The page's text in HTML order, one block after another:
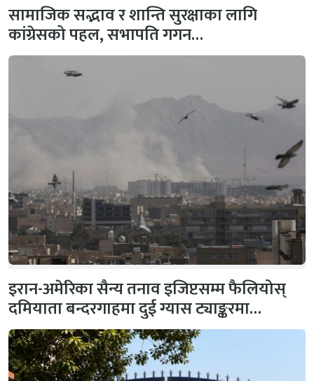
सामाजिक सद्भाव र शान्ति सुरक्षाका लागि
कांग्रेसको पहल, सभापति गगन…
इरान-अमेरिका सैन्य तनाव इजिप्टसम्म फैलियोस्
दमियाता बन्दरगाहमा दुई ग्यास ट्याङ्करमा…